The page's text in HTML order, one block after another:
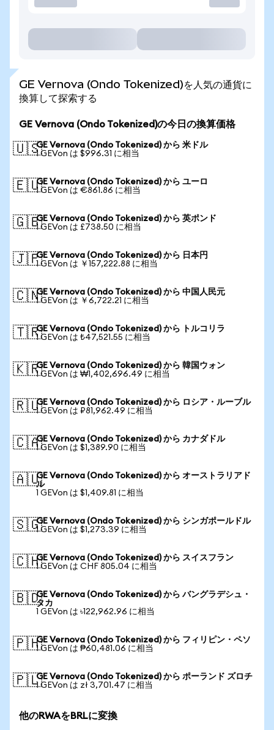
GE Vernova (Ondo Tokenized)を人気の通貨に
換算して探索する
GE Vernova (Ondo Tokenized)の今日の換算価格
🇺🇸GE Vernova (Ondo Tokenized) から 米ドル
1 GEVon は $996.31 に相当
🇪🇺GE Vernova (Ondo Tokenized) から ユーロ
1 GEVon は €861.86 に相当
🇬🇧GE Vernova (Ondo Tokenized) から 英ポンド
1 GEVon は £738.50 に相当
🇯🇵GE Vernova (Ondo Tokenized) から 日本円
1 GEVon は ￥157,222.88 に相当
🇨🇳GE Vernova (Ondo Tokenized) から 中国人民元
1 GEVon は ￥6,722.21 に相当
🇹🇷GE Vernova (Ondo Tokenized) から トルコリラ
1 GEVon は ₺47,521.55 に相当
🇰🇷GE Vernova (Ondo Tokenized) から 韓国ウォン
1 GEVon は ₩1,402,696.49 に相当
🇷🇺GE Vernova (Ondo Tokenized) から ロシア・ルーブル
1 GEVon は ₽81,962.49 に相当
🇨🇦GE Vernova (Ondo Tokenized) から カナダドル
1 GEVon は $1,389.90 に相当
🇦🇺GE Vernova (Ondo Tokenized) から オーストラリアド
ル
1 GEVon は $1,409.81 に相当
🇸🇬GE Vernova (Ondo Tokenized) から シンガポールドル
1 GEVon は $1,273.39 に相当
🇨🇭GE Vernova (Ondo Tokenized) から スイスフラン
1 GEVon は CHF 805.04 に相当
🇧🇩GE Vernova (Ondo Tokenized) から バングラデシュ・
タカ
1 GEVon は ৳122,962.96 に相当
🇵🇭GE Vernova (Ondo Tokenized) から フィリピン・ペソ
1 GEVon は ₱60,481.06 に相当
🇵🇱GE Vernova (Ondo Tokenized) から ポーランド ズロチ
1 GEVon は zł 3,701.47 に相当
他のRWAをBRLに変換